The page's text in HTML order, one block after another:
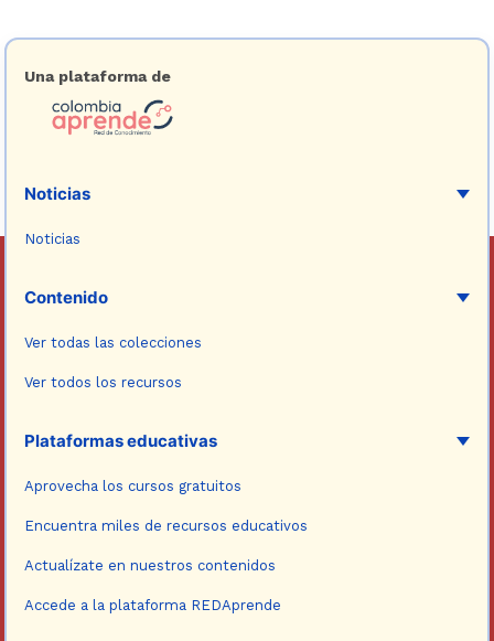
Una plataforma de
Noticias
Noticias
Contenido
Ver todas las colecciones
Ver todos los recursos
Plataformas educativas
Aprovecha los cursos gratuitos
Encuentra miles de recursos educativos
Actualízate en nuestros contenidos
Accede a la plataforma REDAprende